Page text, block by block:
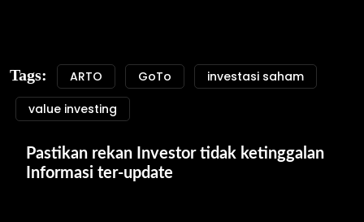
Tags: ARTO GoTo
investasi saham
value investing
Pastikan rekan Investor tidak ketinggalan
Informasi ter-update